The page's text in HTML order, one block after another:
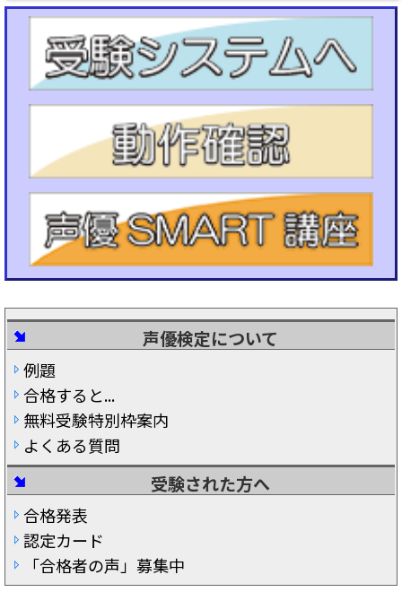
声優検定について
例題
合格すると...
無料受験特別枠案内
よくある質問
受験された方へ
合格発表
認定カード
「合格者の声」募集中